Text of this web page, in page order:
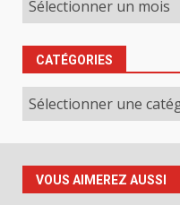
CATÉGORIES
Catégories
VOUS AIMEREZ AUSSI